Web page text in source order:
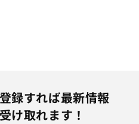
録すれば最新情報
け取れます！